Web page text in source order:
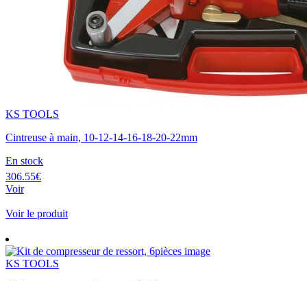
KS TOOLS
Cintreuse à main, 10-12-14-16-18-20-22mm
En stock
306.55€
Voir
Voir le produit
KS TOOLS